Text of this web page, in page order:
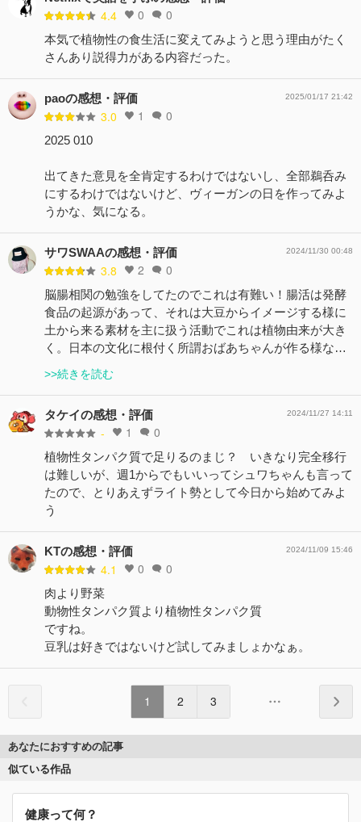
4.4 0 0
本気で植物性の食生活に変えてみようと思う理由がたく
さんあり説得力がある内容だった。
paoの感想・評価
3.0 1 0
2025/01/17 21:42
2025 010
出てきた意見を全肯定するわけではないし、全部鵜呑み
にするわけではないけど、ヴィーガンの日を作ってみよ
うかな、気になる。
サワSWAAの感想・評価
3.8 2 0
2024/11/30 00:48
脳腸相関の勉強をしてたのでこれは有難い！腸活は発酵
食品の起源があって、それは大豆からイメージする様に
土から来る素材を主に扱う活動でこれは植物由来が大き
く。日本の文化に根付く所謂おばあちゃんが作る様な…
>>続きを読む
タケイの感想・評価
- 1 0
2024/11/27 14:11
植物性タンパク質で足りるのまじ？ いきなり完全移行
は難しいが、週1からでもいいってシュワちゃんも言って
たので、とりあえずライト勢として今日から始めてみよ
う
KTの感想・評価
4.1 0 0
2024/11/09 15:46
肉より野菜
動物性タンパク質より植物性タンパク質
ですね。
豆乳は好きではないけど試してみましょかなぁ。
1 2 3
あなたにおすすめの記事
似ている作品
健康って何？